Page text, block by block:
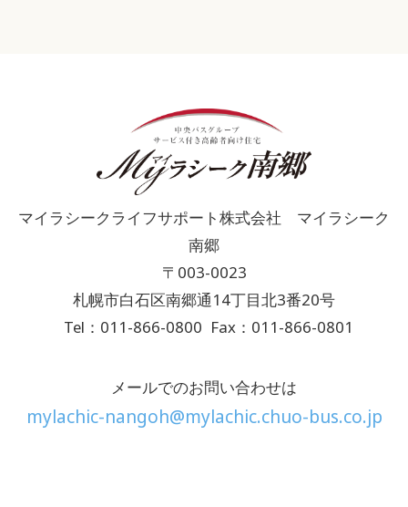
マイラシークライフサポート株式会社 マイラシーク
南郷
〒003-0023
札幌市白石区南郷通14丁目北3番20号
Tel：011-866-0800 Fax：011-866-0801
メールでのお問い合わせは
mylachic-nangoh@mylachic.chuo-bus.co.jp